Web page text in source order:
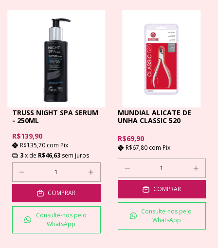
TRUSS NIGHT SPA SERUM
- 250ML
R$139,90
R$135,70 com Pix
3x de R$46,63 sem juros
COMPRAR
Consulte-nos pelo
WhatsApp
MUNDIAL ALICATE DE
UNHA CLASSIC 520
R$69,90
R$67,80 com Pix
COMPRAR
Consulte-nos pelo
WhatsApp